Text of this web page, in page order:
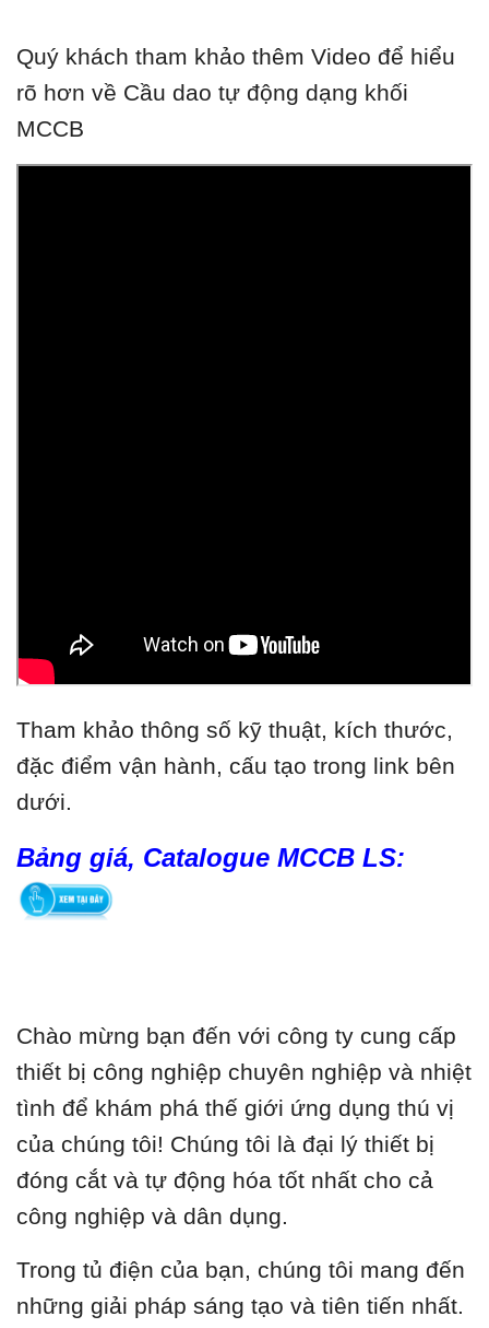
Quý khách tham khảo thêm Video để hiểu
rõ hơn về Cầu dao tự động dạng khối
MCCB
Tham khảo thông số kỹ thuật, kích thước,
đặc điểm vận hành, cấu tạo trong link bên
dưới.
Bảng giá, Catalogue MCCB LS:
Chào mừng bạn đến với công ty cung cấp
thiết bị công nghiệp chuyên nghiệp và nhiệt
tình để khám phá thế giới ứng dụng thú vị
của chúng tôi! Chúng tôi là đại lý thiết bị
đóng cắt và tự động hóa tốt nhất cho cả
công nghiệp và dân dụng.
Trong tủ điện của bạn, chúng tôi mang đến
những giải pháp sáng tạo và tiên tiến nhất.